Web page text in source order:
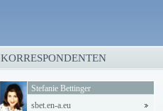
KORRESPONDENTEN
Stefanie Bettinger
sbet.en-a.eu